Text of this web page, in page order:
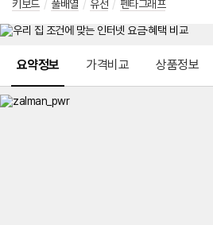
키보드 / 풀배열 / 유선 / 펜타그래프
요약정보 가격비교 상품정보